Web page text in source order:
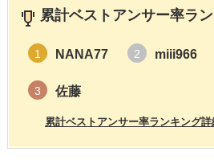
累計ベストアンサー率ラ
1 NANA77 2 miii966
3 佐藤
累計ベストアンサー率ランキング